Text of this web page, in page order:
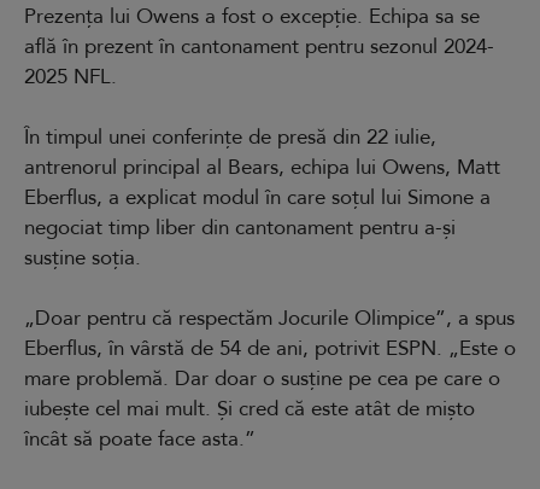
Prezența lui Owens a fost o excepție. Echipa sa se
află în prezent în cantonament pentru sezonul 2024-
2025 NFL.
În timpul unei conferințe de presă din 22 iulie,
antrenorul principal al Bears, echipa lui Owens, Matt
Eberflus, a explicat modul în care soțul lui Simone a
negociat timp liber din cantonament pentru a-și
susține soția.
„Doar pentru că respectăm Jocurile Olimpice”, a spus
Eberflus, în vârstă de 54 de ani, potrivit ESPN. „Este o
mare problemă. Dar doar o susține pe cea pe care o
iubește cel mai mult. Și cred că este atât de mișto
încât să poate face asta.”